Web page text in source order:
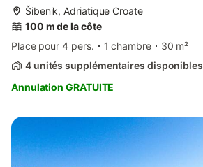
Šibenik, Adriatique Croate
100 m de la côte
Place pour 4 pers.
1 chambre
30 m²
4 unités supplémentaires disponibles
Annulation GRATUITE